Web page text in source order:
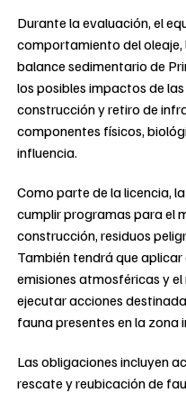
Durante la evaluación, el
comportamiento del oleaje,
balance sedimentario de
los posibles impactos de
construcción y retiro de
componentes físicos,
influencia.
Como parte de la licencia,
cumplir programas para el
construcción, residuos
También tendrá que
emisiones atmosféricas y
ejecutar acciones
fauna presentes en la zona
Las obligaciones incluyen
rescate y reubicación de